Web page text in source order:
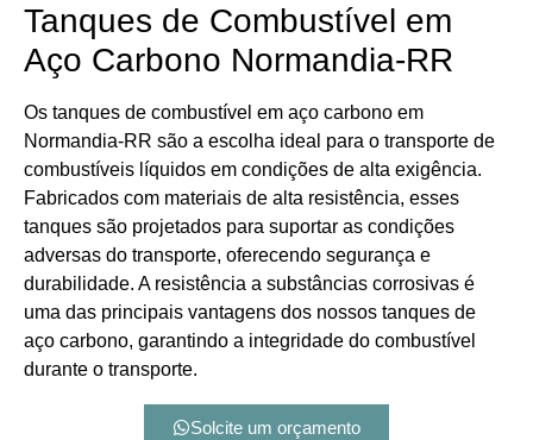
Tanques de Combustível em
Aço Carbono Normandia-RR
Os tanques de combustível em aço carbono em
Normandia-RR são a escolha ideal para o transporte de
combustíveis líquidos em condições de alta exigência.
Fabricados com materiais de alta resistência, esses
tanques são projetados para suportar as condições
adversas do transporte, oferecendo segurança e
durabilidade. A resistência a substâncias corrosivas é
uma das principais vantagens dos nossos tanques de
aço carbono, garantindo a integridade do combustível
durante o transporte.
Solcite um orçamento